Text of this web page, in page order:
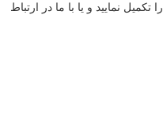
نمایید و یا با ما در ارتباط